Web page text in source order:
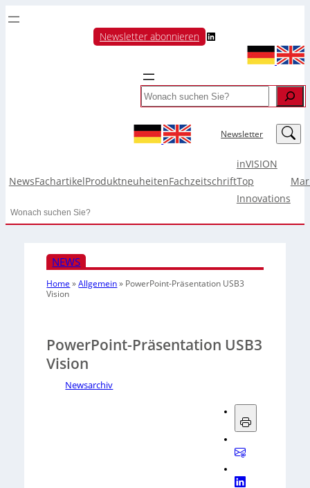
Newsletter abonnieren LinkedIn
Search
Newsletter LinkedIn
NewsFachartikelProduktneuheitenFachzeitschrift
inVISION
Top
Innovations
Search
NEWS
Home »Allgemein» PowerPoint-Präsentation USB3
Vision
PowerPoint-Präsentation USB3
Vision
Newsarchiv